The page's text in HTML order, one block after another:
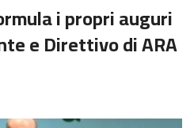
i propri auguri
e Direttivo di ARA